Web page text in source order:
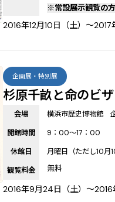
2016年12月10日（土）～2017
※常設展示観覧の
杉原千畝と命のビ
企画展・特別展
2016年9月24日（土）～2016
会場
横浜市歴史博物館
開館時間
9：00～17：00
休館日
月曜日（ただし10月
観覧料金
無料